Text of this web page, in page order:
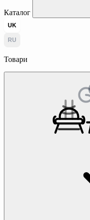
Каталог
UK
RU
Товари